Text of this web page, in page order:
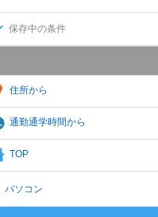
保存中の条件
住所から
通勤通学時間から
TOP
パソコン